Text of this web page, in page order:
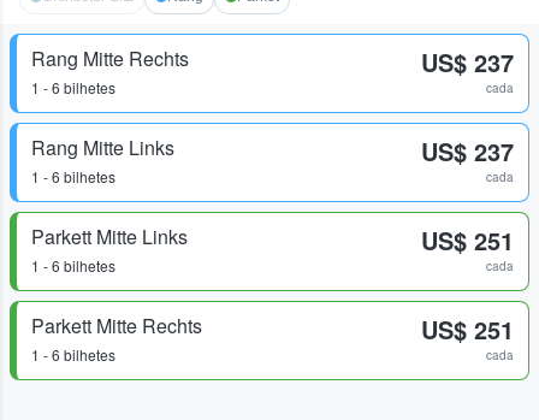
Rang Mitte Rechts
1 - 6 bilhetes
US$ 237
cada
Rang Mitte Links
1 - 6 bilhetes
US$ 237
cada
Parkett Mitte Links
1 - 6 bilhetes
US$ 251
cada
Parkett Mitte Rechts
1 - 6 bilhetes
US$ 251
cada